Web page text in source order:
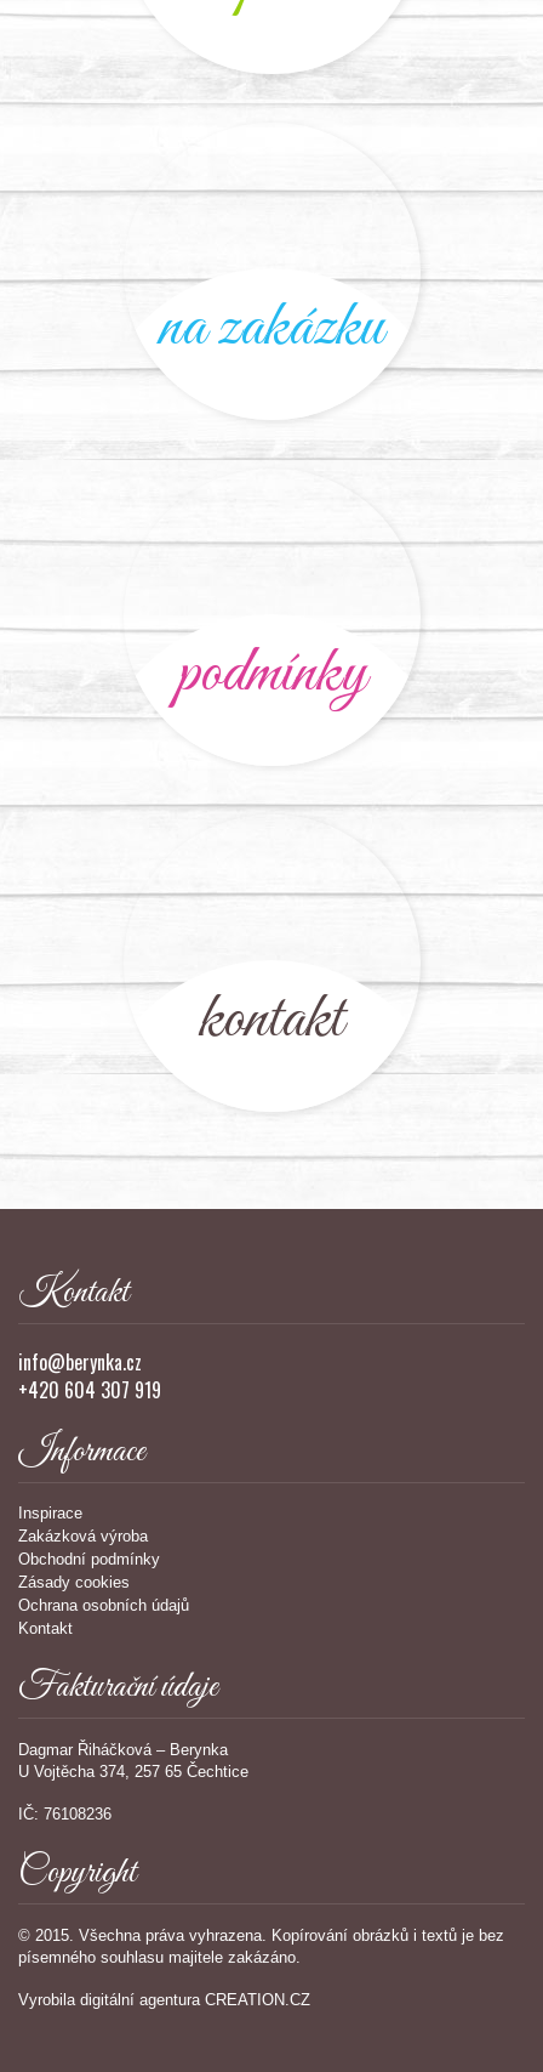
na zakázku
podmínky
kontakt
Kontakt
info@berynka.cz
+420 604 307 919
Informace
Inspirace
Zakázková výroba
Obchodní podmínky
Zásady cookies
Ochrana osobních údajů
Kontakt
Fakturační údaje
Dagmar Řiháčková – Berynka
U Vojtěcha 374, 257 65 Čechtice
IČ: 76108236
Copyright
© 2015. Všechna práva vyhrazena. Kopírování obrázků i textů je bez
písemného souhlasu majitele zakázáno.
Vyrobila digitální agentura CREATION.CZ